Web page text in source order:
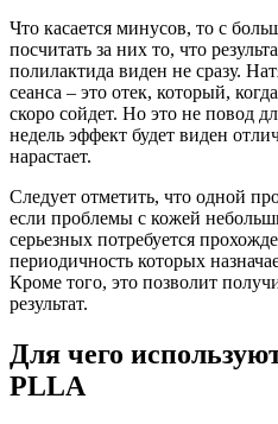
Что касается минусов, то с
посчитать за них то, что
полилактида виден не сразу.
сеанса – это отек, который,
скоро сойдет. Но это не повод
недель эффект будет виден
нарастает.
Следует отметить, что одной
если проблемы с кожей
серьезных потребуется
периодичность которых
Кроме того, это позволит
результат.
Для чего
PLLA